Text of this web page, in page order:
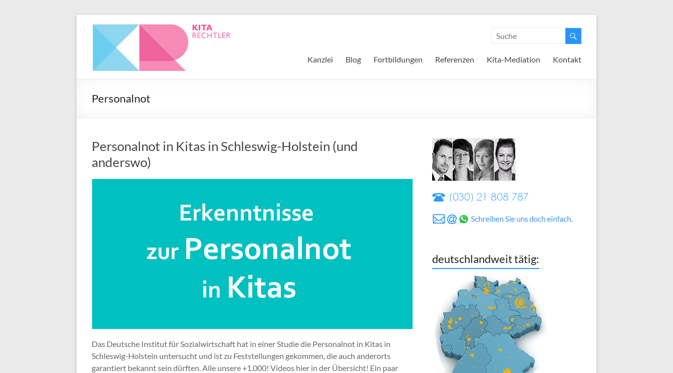
Kanzlei Blog Fortbildungen Referenzen Kita-Mediation Kontakt
Personalnot
Personalnot in Kitas in Schleswig-Holstein (und
anderswo)
Das Deutsche Institut für Sozialwirtschaft hat in einer Studie die Personalnot in Kitas in
Schleswig-Holstein untersucht und ist zu Feststellungen gekommen, die auch anderorts
garantiert bekannt sein dürften. Alle unsere +1.000! Videos hier in der Übersicht! Ein paar
deutschlandweit tätig: